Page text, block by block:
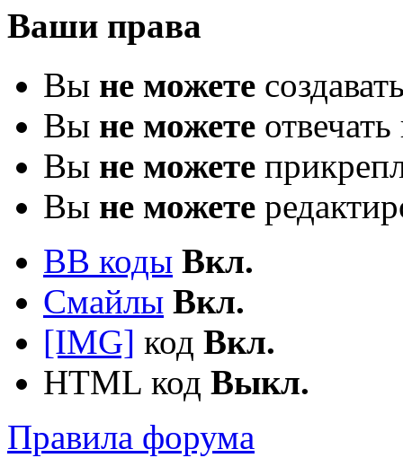
Ваши права
Вы не можете
Вы не можете
Вы не можете
Вы не можете
BB коды Вкл.
Смайлы Вкл.
[IMG] код Вкл.
HTML код Выкл.
Правила форума